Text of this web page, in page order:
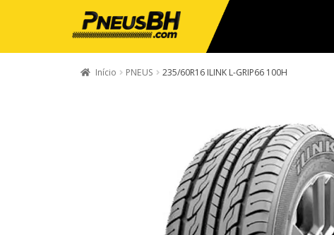
Início PNEUS 235/60R16 ILINK L-GRIP66 100H